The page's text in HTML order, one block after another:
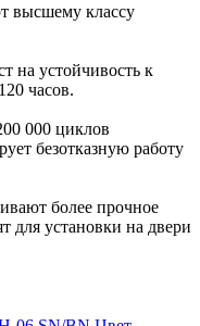
высшему классу
на устойчивость к
часов.
000 циклов
безотказную работу
более прочное
для установки на двери